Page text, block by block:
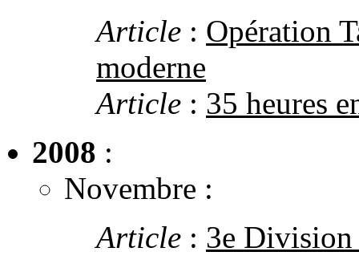
Article : Opération
moderne
Article : 35 heures
2008 :
Novembre :
Article : 3e Division